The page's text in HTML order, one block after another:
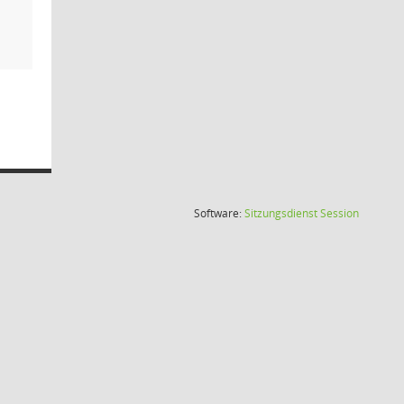
Software:SitzungsdienstSession(Wird in